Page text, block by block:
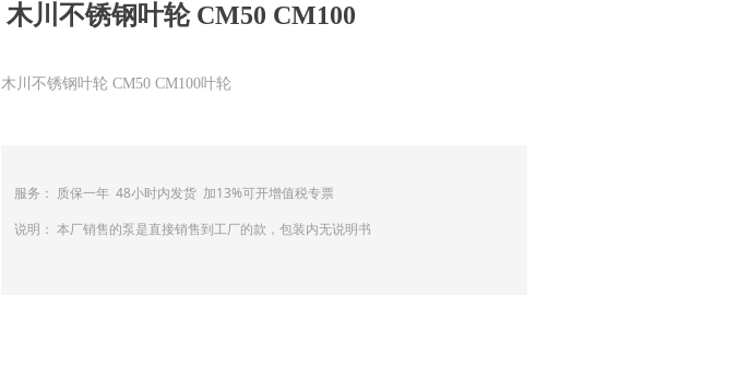
木川不锈钢叶轮 CM50 CM100
木川不锈钢叶轮 CM50 CM100叶轮
说明： 本厂销售的泵是直接销售到工厂的款，包装内无说明书
服务： 质保一年 48小时内发货 加13%可开增值税专票